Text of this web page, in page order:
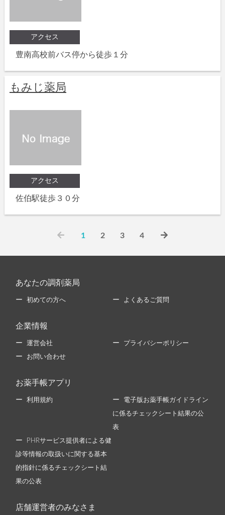
アクセス
豊南高校前バス停から徒歩１分
もみじ薬局
アクセス
佐伯駅徒歩３０分
1 2 3 4
あなたの調剤薬局
初めての方へ よくあるご質問
企業情報
運営会社 プライバシーポリシー
お問い合わせ
お薬手帳アプリ
利用規約 電子版お薬手帳ガイドライン
に係るチェックシート結果の公
表
PHRサービス提供者による健
診等情報の取扱いに関する基本
的指針に係るチェックシート結
果の公表
店舗運営者のみなさま